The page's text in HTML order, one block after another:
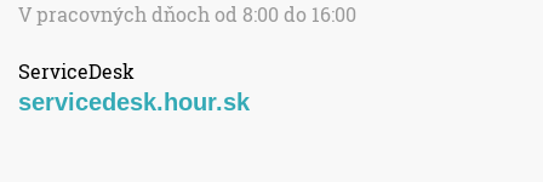
V pracovných dňoch od 8:00 do 16:00
ServiceDesk
servicedesk.hour.sk